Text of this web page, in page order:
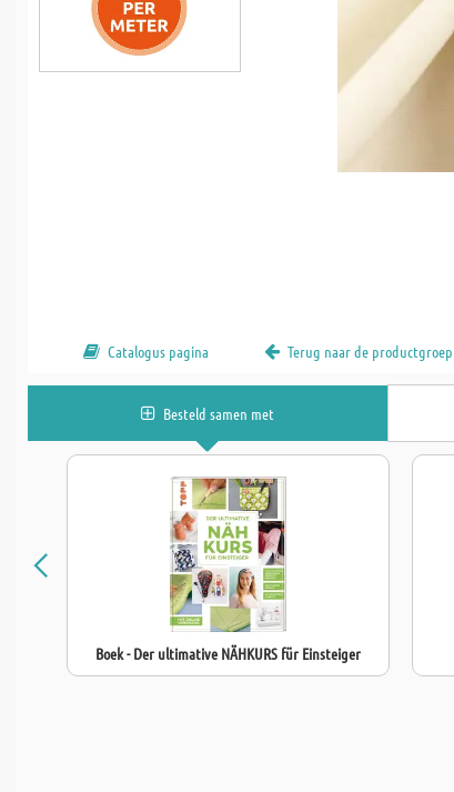
Catalogus pagina Terug naar de productgroep
Besteld samen met
Boek - Der ultimative NÄHKURS für Einsteiger